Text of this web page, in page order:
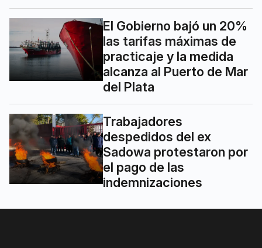
El Gobierno bajó un 20%
las tarifas máximas de
practicaje y la medida
alcanza al Puerto de Mar
del Plata
Trabajadores
despedidos del ex
Sadowa protestaron por
el pago de las
indemnizaciones